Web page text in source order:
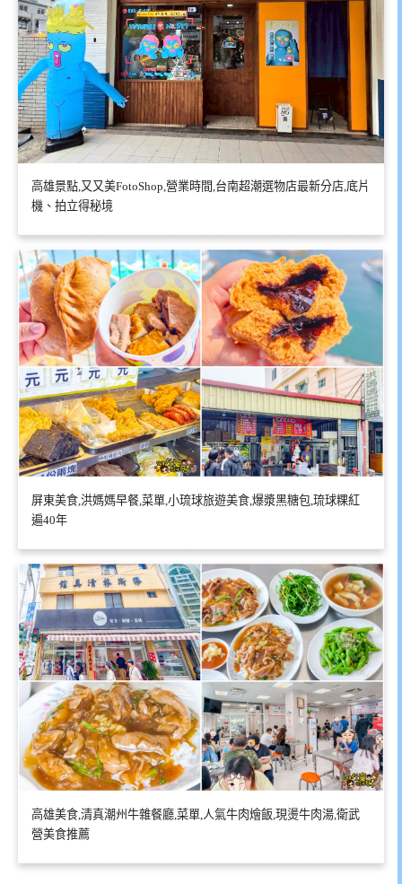
高雄景點,又又美FotoShop,營業時間,台南超潮選物店最新分店,底片
機、拍立得秘境
屏東美食,洪媽媽早餐,菜單,小琉球旅遊美食,爆漿黑糖包,琉球粿紅
遍40年
高雄美食,清真潮州牛雜餐廳,菜單,人氣牛肉燴飯,現燙牛肉湯,衛武
營美食推薦